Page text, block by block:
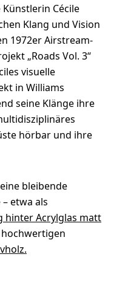
Cécile
Klang und Vision
1972er Airstream-
„Roads Vol. 3“
visuelle
in Williams
seine Klänge ihre
hörbar und ihre
bleibende
etwa als
hinter Acrylglas matt